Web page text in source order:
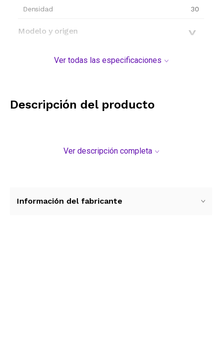
Densidad 30
Modelo y origen
Ver todas las especificaciones
Descripción del producto
Ver descripción completa
Información del fabricante